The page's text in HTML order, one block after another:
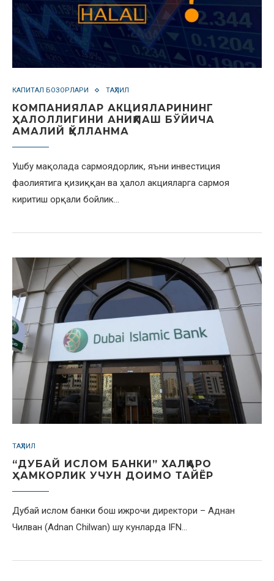
КАПИТАЛ БОЗОРЛАРИ ТАҲЛИЛ
КОМПАНИЯЛАР АКЦИЯЛАРИНИНГ
ҲАЛОЛЛИГИНИ АНИҚЛАШ БЎЙИЧА
АМАЛИЙ ҚЎЛЛАНМА
Ушбу мақолада сармоядорлик, яъни инвестиция
фаолиятига қизиққан ва ҳалол акцияларга сармоя
киритиш орқали бойлик…
ТАҲЛИЛ
“ДУБАЙ ИСЛОМ БАНКИ” ХАЛҚАРО
ҲАМКОРЛИК УЧУН ДОИМО ТАЙЁР
Дубай ислом банки бош ижрочи директори – Аднан
Чилван (Adnan Chilwan) шу кунларда IFN…